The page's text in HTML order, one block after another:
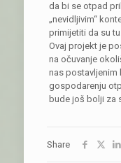
da bi se otpad
„nevidljivim“
primijetiti da su
Ovaj projekt je
na očuvanje
nas postavljenim
gospodarenju
bude još bolji za
Share